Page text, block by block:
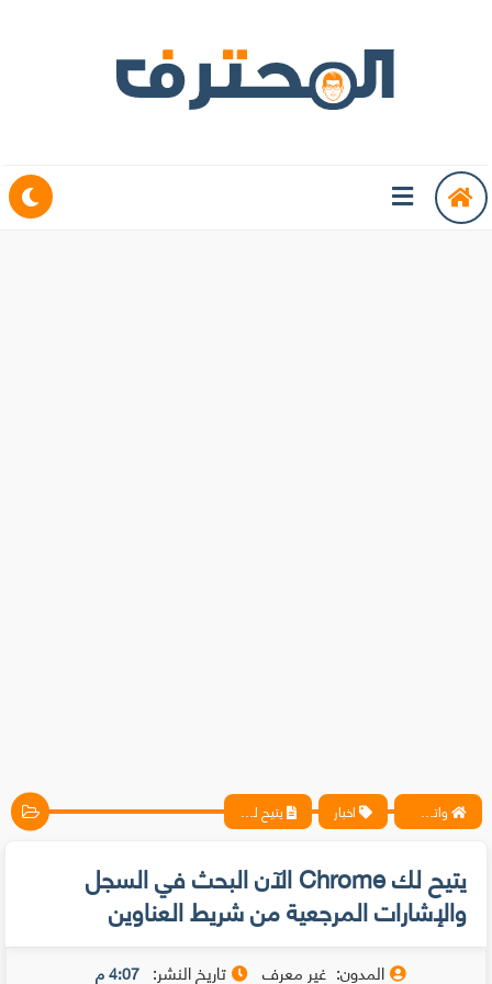
واتس آب ، فيسبوك ، أنترنت ، شروحات تقنية حصرية - المحترف اخبار يتيح لك Chrome الآن البحث في السجل والإشارات المرجعية من شريط العناوين
يتيح لك Chrome الآن البحث في السجل
والإشارات المرجعية من شريط العناوين
المدون: غير معرف تاريخ النشر: 4:07 م